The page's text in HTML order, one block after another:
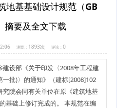
地基基础设计规范（GB
摘要及全文下载
浏览： 1893次 评论： 0
设部《关于印发〈2008年工程建
批)〉的通知》（建标[2008]102
院会同有关单位在原《建筑地基
基础上修订完成的。 本规范在编